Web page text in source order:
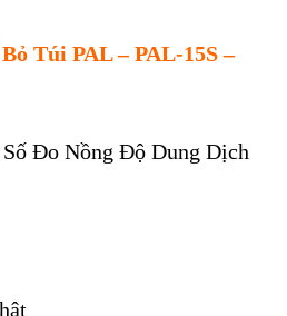
Túi PAL – PAL-15S –
Đo Nồng Độ Dung Dịch